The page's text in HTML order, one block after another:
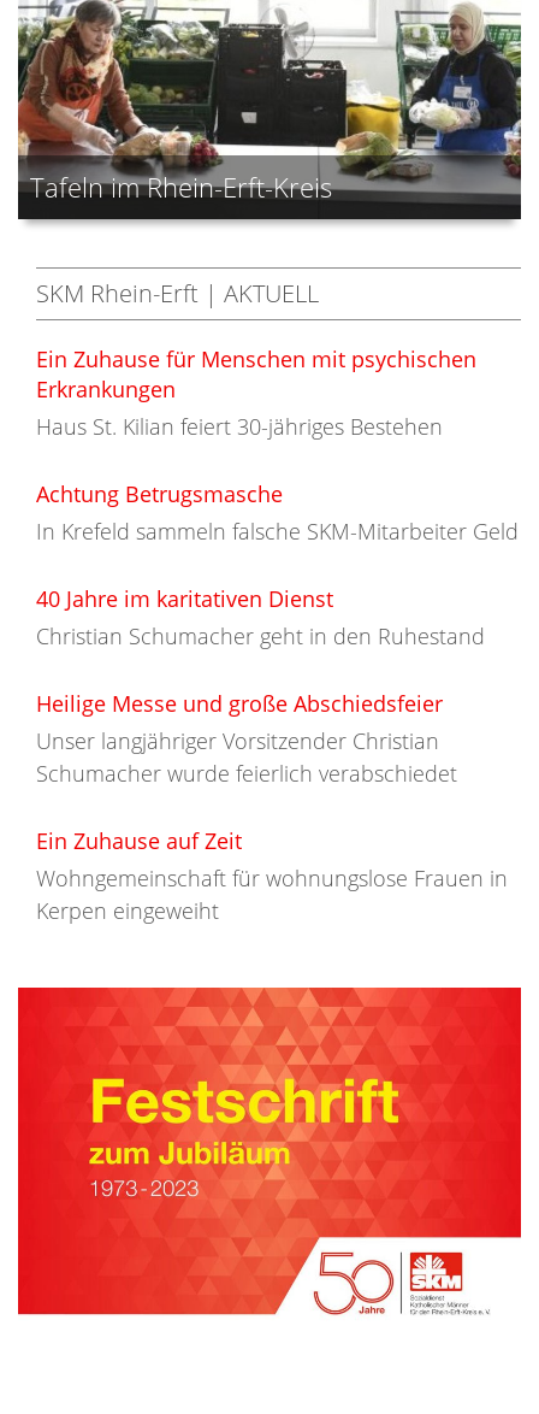
Tafeln im Rhein-Erft-Kreis
SKM Rhein-Erft | AKTUELL
Ein Zuhause für Menschen mit psychischen
Erkrankungen
Haus St. Kilian feiert 30-jähriges Bestehen
Achtung Betrugsmasche
In Krefeld sammeln falsche SKM-Mitarbeiter Geld
40 Jahre im karitativen Dienst
Christian Schumacher geht in den Ruhestand
Heilige Messe und große Abschiedsfeier
Unser langjähriger Vorsitzender Christian
Schumacher wurde feierlich verabschiedet
Ein Zuhause auf Zeit
Wohngemeinschaft für wohnungslose Frauen in
Kerpen eingeweiht